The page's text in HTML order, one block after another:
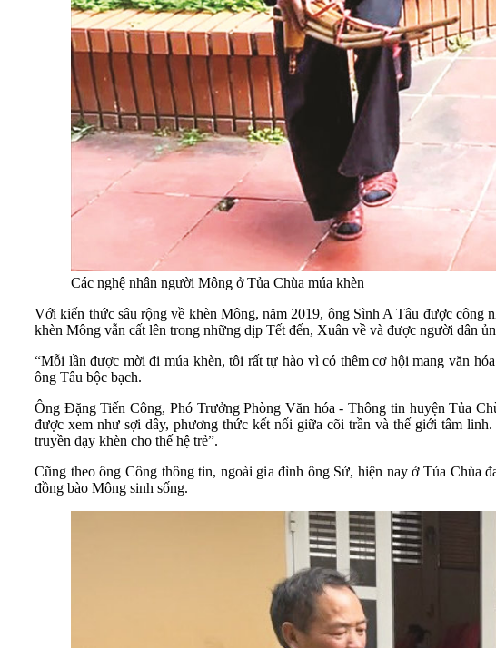
Các nghệ nhân người Mông ở Tủa Chùa múa khèn
Với kiến thức sâu rộng về khèn Mông, năm 2019, ông Sình A Tâu được công
khèn Mông vẫn cất lên trong những dịp Tết đến, Xuân về và được người dân
“Mỗi lần được mời đi múa khèn, tôi rất tự hào vì có thêm cơ hội mang văn
ông Tâu bộc bạch.
Ông Đặng Tiến Công, Phó Trưởng Phòng Văn hóa - Thông tin huyện Tủa
được xem như sợi dây, phương thức kết nối giữa cõi trần và thế giới tâm
truyền dạy khèn cho thế hệ trẻ”.
Cũng theo ông Công thông tin, ngoài gia đình ông Sử, hiện nay ở Tủa Chùa
đồng bào Mông sinh sống.